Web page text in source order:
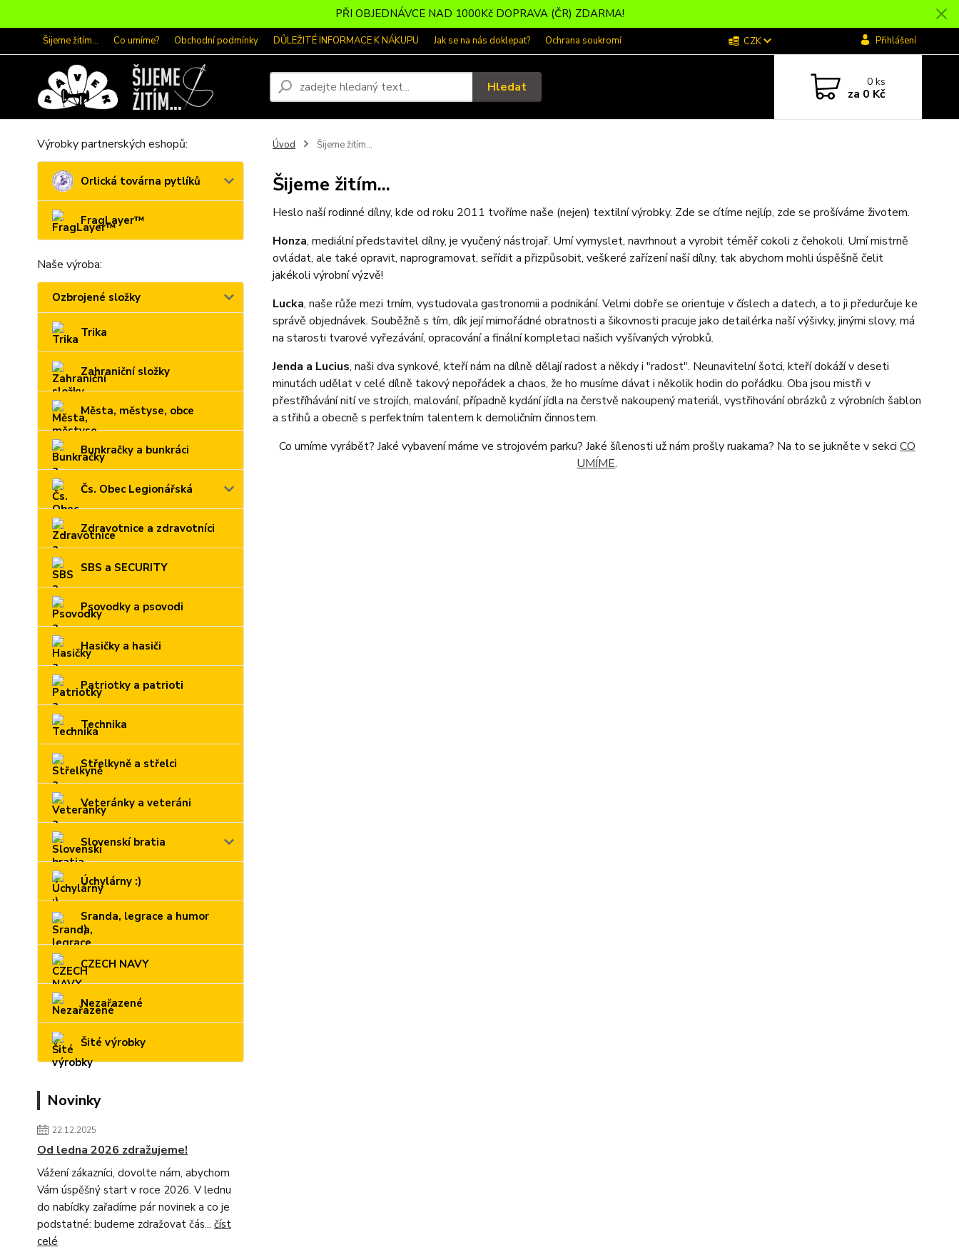
PŘI OBJEDNÁVCE NAD 1000Kč DOPRAVA (ČR) ZDARMA!
Šijeme žitím... Co umíme? Obchodní podmínky DŮLEŽITÉ INFORMACE K NÁKUPU Jak se na nás doklepat? Ochrana soukromí CZK Přihlášení
Hledat 0ks
za 0 Kč
Výrobky partnerských eshopů:
Orlická továrna pytlíků
FragLayer™
Naše výroba:
Ozbrojené složky
Trika
Zahraniční složky
Města, městyse, obce
Bunkračky a bunkráci
Čs. Obec Legionářská
Zdravotnice a zdravotníci
SBS a SECURITY
Psovodky a psovodi
Hasičky a hasiči
Patriotky a patrioti
Technika
Střelkyně a střelci
Veteránky a veteráni
Slovenskí bratia
Úchylárny :)
Sranda, legrace a humor
:)
CZECH NAVY
Nezařazené
Šité výrobky
Novinky
22.12.2025
Od ledna 2026 zdražujeme!
Vážení zákazníci, dovolte nám, abychom
Vám úspěšný start v roce 2026. V lednu
do nabídky zařadíme pár novinek a co je
podstatné: budeme zdražovat čás... číst
celé
Úvod Šijeme žitím...
Šijeme žitím...
Heslo naší rodinné dílny, kde od roku 2011 tvoříme naše (nejen) textilní výrobky. Zde se cítíme nejlíp, zde se prošíváme životem.
Honza, mediální představitel dílny, je vyučený nástrojař. Umí vymyslet, navrhnout a vyrobit téměř cokoli z čehokoli. Umí mistrně
ovládat, ale také opravit, naprogramovat, seřídit a přizpůsobit, veškeré zařízení naší dílny, tak abychom mohli úspěšně čelit
jakékoli výrobní výzvě!
Lucka, naše růže mezi trním, vystudovala gastronomii a podnikání. Velmi dobře se orientuje v číslech a datech, a to ji předurčuje ke
správě objednávek. Souběžně s tím, dík její mimořádné obratnosti a šikovnosti pracuje jako detailérka naší výšivky, jinými slovy, má
na starosti tvarové vyřezávání, opracování a finální kompletaci našich vyšívaných výrobků.
Jenda a Lucius, naši dva synkové, kteří nám na dílně dělají radost a někdy i "radost". Neunavitelní šotci, kteří dokáží v deseti
minutách udělat v celé dílně takový nepořádek a chaos, že ho musíme dávat i několik hodin do pořádku. Oba jsou mistři v
přestříhávání nití ve strojích, malování, případně kydání jídla na čerstvě nakoupený materiál, vystřihování obrázků z výrobních šablon
a střihů a obecně s perfektním talentem k demoličním činnostem.
Co umíme vyrábět? Jaké vybavení máme ve strojovém parku? Jaké šílenosti už nám prošly ruakama? Na to se jukněte v sekci CO
UMÍME.